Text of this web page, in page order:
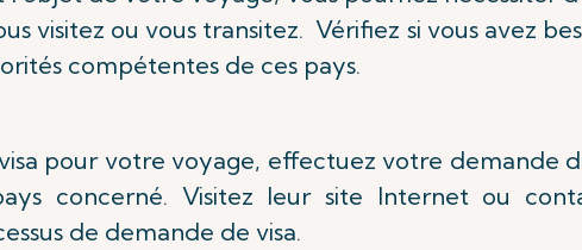
visitez ou vous transitez. Vérifiez si vous avez
compétentes de ces pays.
visa pour votre voyage, effectuez votre demande
concerné. Visitez leur site Internet ou
de demande de visa.